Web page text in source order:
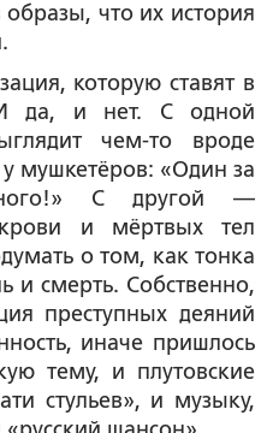
что их история
которую ставят в
да, и нет. С одной
чем-то вроде
у мушкетёров: «Один за
С другой —
и мёртвых тел
о том, как тонка
и смерть. Собственно,
преступных деяний
иначе пришлось
тему, и плутовские
стульев», и музыку,